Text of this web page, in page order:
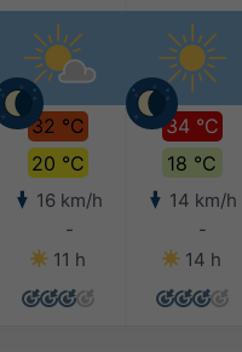
32 °C
20 °C
16 km/h
-
11 h
34 °C
18 °C
14 km/h
-
14 h